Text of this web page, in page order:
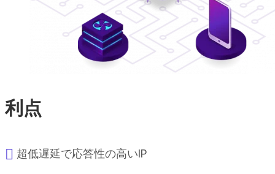
利点
超低遅延で応答性の高いIP